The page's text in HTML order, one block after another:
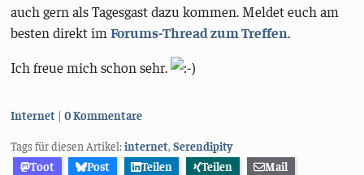
auch gern als Tagesgast dazu kommen. Meldet euch am
besten direkt imForums-Thread zum Treffen.
Ich freue mich schon sehr.
Kategorien:
Internet 0 Kommentare
Tags für diesen Artikel:internet,Serendipity
Toot
Post Teilen Teilen
Mail